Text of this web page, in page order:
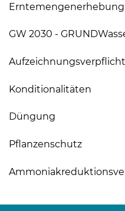
Erntemengenerhebung
GW 2030 -
Konditionalitäten
Düngung
Pflanzenschutz